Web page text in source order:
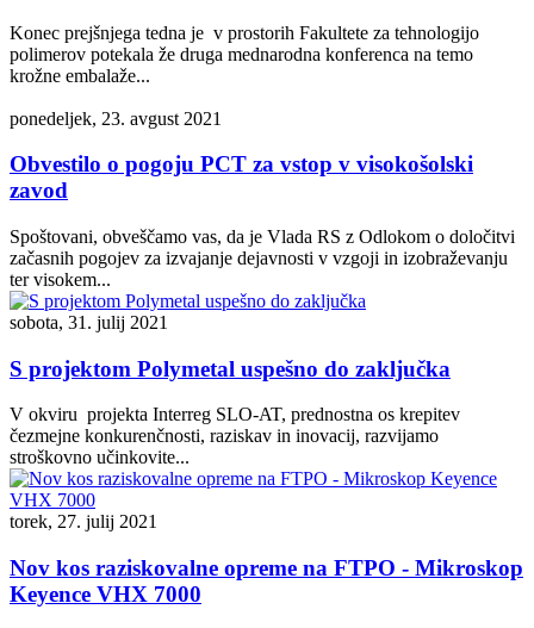
Konec prejšnjega tedna je v prostorih Fakultete za tehnologijo
polimerov potekala že druga mednarodna konferenca na temo
krožne embalaže...
ponedeljek, 23. avgust 2021
Obvestilo o pogoju PCT za vstop v visokošolski
zavod
Spoštovani, obveščamo vas, da je Vlada RS z Odlokom o določitvi
začasnih pogojev za izvajanje dejavnosti v vzgoji in izobraževanju
ter visokem...
sobota, 31. julij 2021
S projektom Polymetal uspešno do zaključka
V okviru projekta Interreg SLO-AT, prednostna os krepitev
čezmejne konkurenčnosti, raziskav in inovacij, razvijamo
stroškovno učinkovite...
torek, 27. julij 2021
Nov kos raziskovalne opreme na FTPO - Mikroskop
Keyence VHX 7000